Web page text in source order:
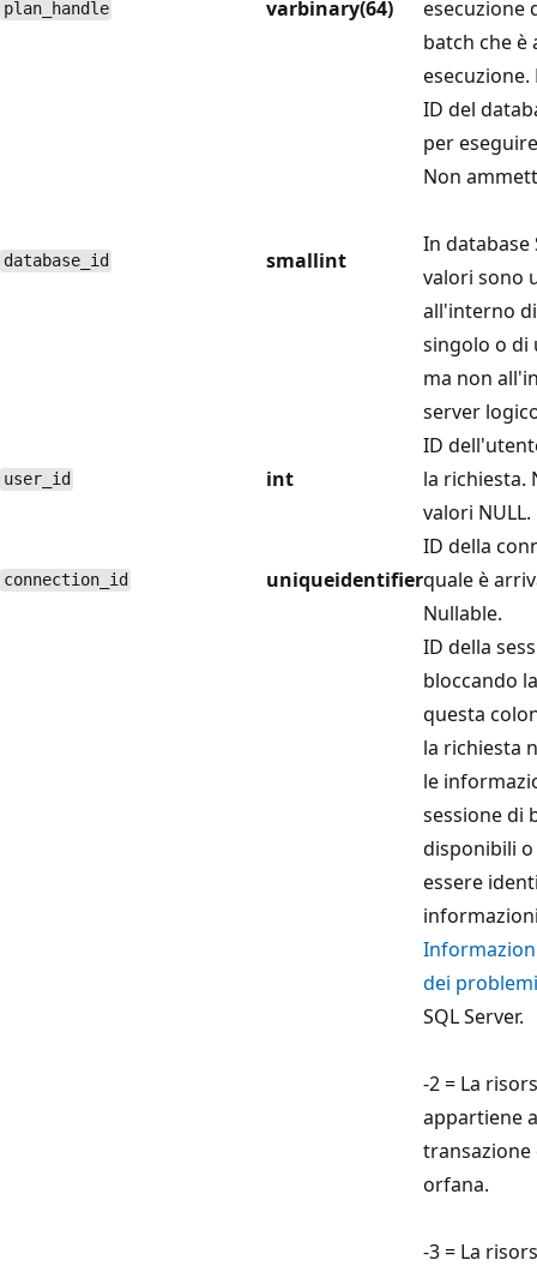
plan_handle varbinary(64)
esecuzione
batch che
esecuzione.
database_id smallint
ID del
per
Non
In database
valori sono
all'interno
singolo o di
ma non
server
user_id int
ID
la richiesta.
valori NULL.
connection_id uniqueidentifier
ID della
quale è
Nullable.
ID della
bloccando
questa
la richiesta
le
sessione di
disponibili
essere
dei problemi
SQL Server.
-2 = La
appartiene
orfana.
-3 = La